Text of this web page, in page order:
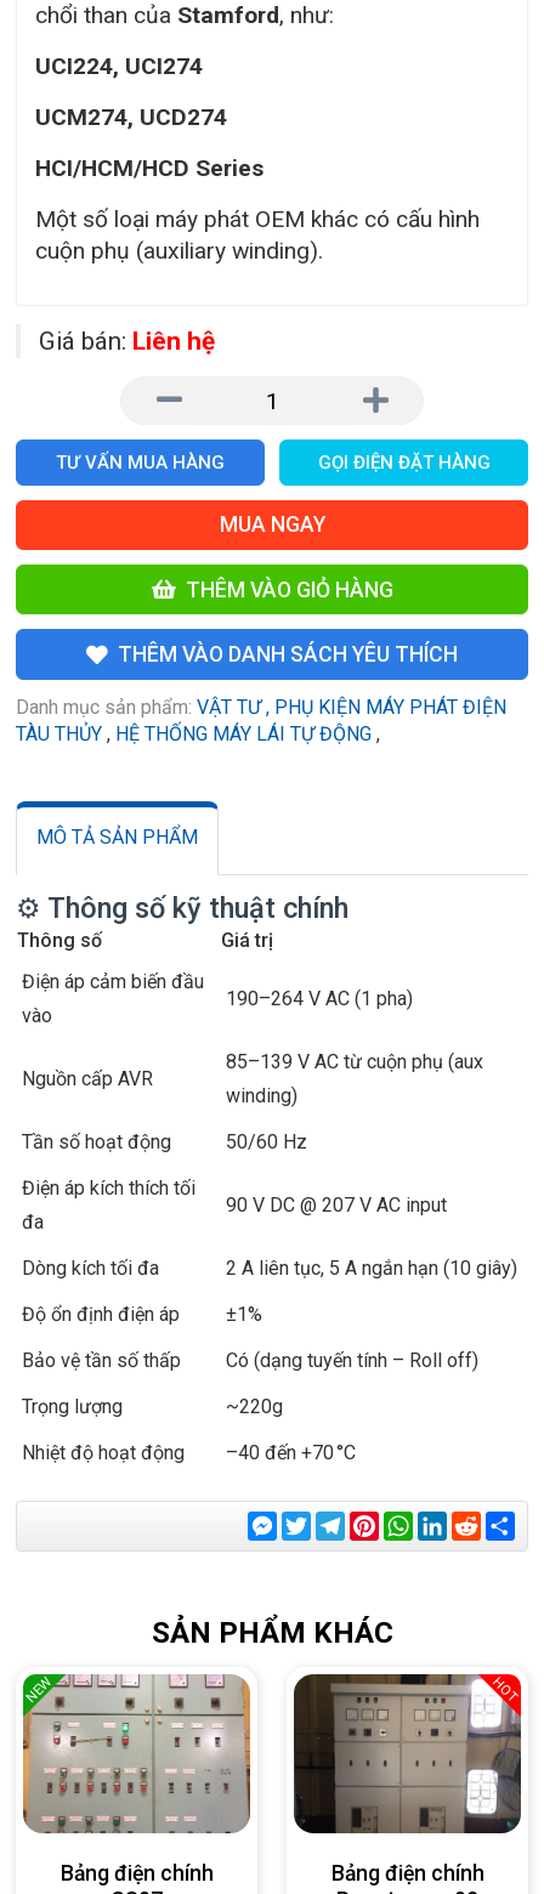
chổi than của Stamford, như:
UCI224, UCI274
UCM274, UCD274
HCI/HCM/HCD Series
Một số loại máy phát OEM khác có cấu hình
cuộn phụ (auxiliary winding).
Giá bán: Liên hệ
TƯ VẤN MUA HÀNG GỌI ĐIỆN ĐẶT HÀNG
MUA NGAY
THÊM VÀO GIỎ HÀNG
THÊM VÀO DANH SÁCH YÊU THÍCH
Danh mục sản phẩm: VẬT TƯ , PHỤ KIỆN MÁY PHÁT ĐIỆN
TÀU THỦY , HỆ THỐNG MÁY LÁI TỰ ĐỘNG ,
MÔ TẢ SẢN PHẨM
⚙️ Thông số kỹ thuật chính
Thông số
Giá trị
Điện áp cảm biến đầu
vào
190–264 V AC (1 pha)
Nguồn cấp AVR
85–139 V AC từ cuộn phụ (aux
winding)
Tần số hoạt động
50/60 Hz
Điện áp kích thích tối
đa
90 V DC @ 207 V AC input
Dòng kích tối đa
2 A liên tục, 5 A ngắn hạn (10 giây)
Độ ổn định điện áp
±1%
Bảo vệ tần số thấp
Có (dạng tuyến tính – Roll off)
Trọng lượng
~220g
Nhiệt độ hoạt động
–40 đến +70 °C
Messenger
TwitterTelegram
Pinterest
WhatsApp
LinkedIn
Reddit
SẢN PHẨM KHÁC
NEW
Bảng điện chính
HOT
Bảng điện chính